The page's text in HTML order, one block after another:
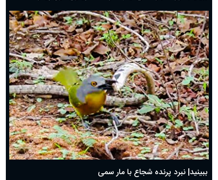
ببینید| نبرد پرنده شجاع با مار سمی